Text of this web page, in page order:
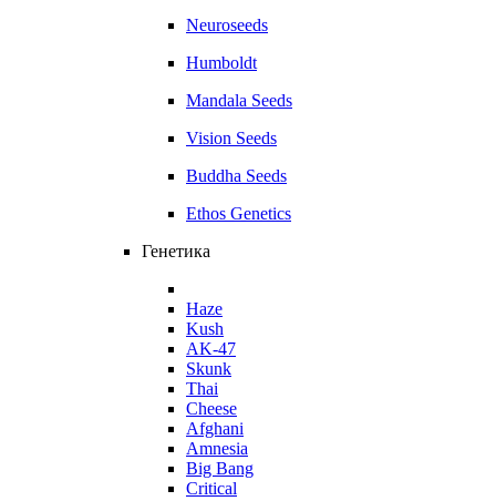
Neuroseeds
Humboldt
Mandala Seeds
Vision Seeds
Buddha Seeds
Ethos Genetics
Генетика
Haze
Kush
AK-47
Skunk
Thai
Cheese
Afghani
Amnesia
Big Bang
Critical